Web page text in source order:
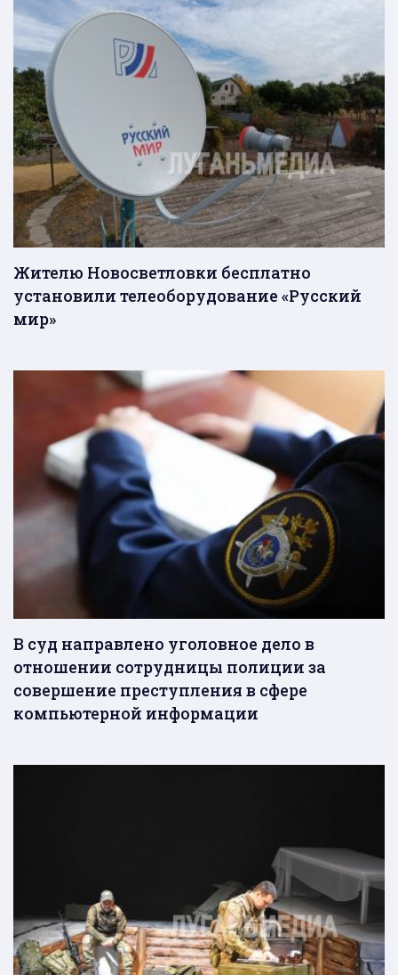
Жителю Новосветловки бесплатно
установили телеоборудование «Русский
мир»
В суд направлено уголовное дело в
отношении сотрудницы полиции за
совершение преступления в сфере
компьютерной информации